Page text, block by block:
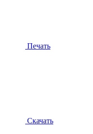
Печать
Скачать